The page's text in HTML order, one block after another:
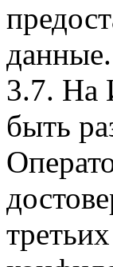
данные.
3.7. На
быть